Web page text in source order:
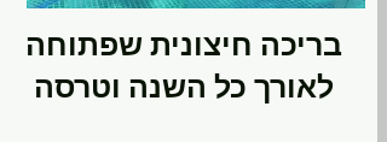
בריכה חיצונית שפתוחה
לאורך כל השנה וטרסה